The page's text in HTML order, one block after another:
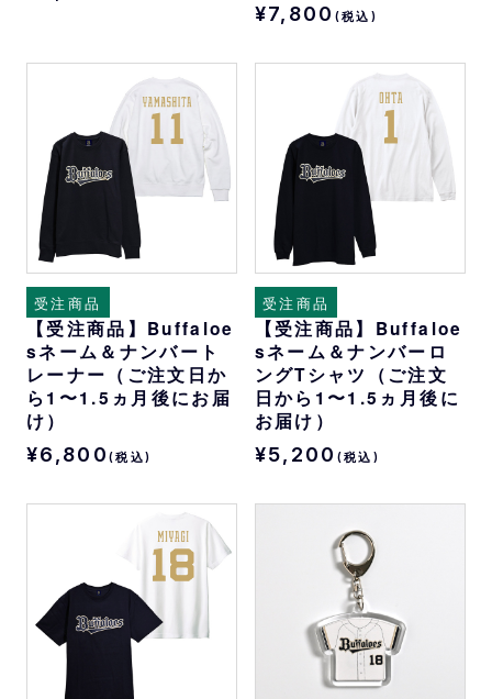
¥7,800 (税込)
受注商品
【受注商品】Buffaloe
sネーム＆ナンバート
レーナー（ご注文日か
ら1〜1.5ヵ月後にお届
け）
¥6,800 (税込)
受注商品
【受注商品】Buffaloe
sネーム＆ナンバーロ
ングTシャツ（ご注文
日から1〜1.5ヵ月後に
お届け）
¥5,200 (税込)